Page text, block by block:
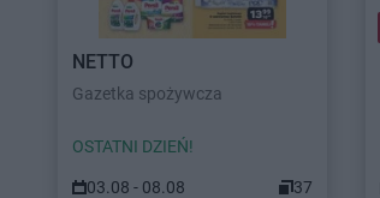
NETTO
Gazetka spożywcza
OSTATNI DZIEŃ!
03.08 - 08.08 37